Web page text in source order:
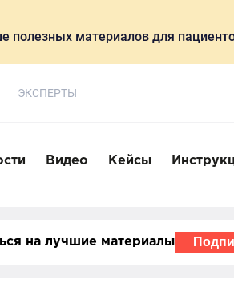
полезных материалов для
ЭКСПЕРТЫ
Видео Кейсы
на лучшие материалы